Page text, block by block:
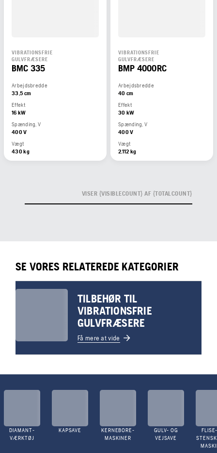
VIBRATIONSFRIE
GULVFRÆSERE
BMC 335
Arbejdsbredde
33,5 cm
Effekt
16 kW
Spænding, V
400 V
Vægt
430 kg
VIBRATIONSFRIE
GULVFRÆSERE
BMP 4000RC
Arbejdsbredde
40 cm
Effekt
30 kW
Spænding, V
400 V
Vægt
2.112 kg
VISER {VISIBLECOUNT} AF {TOTALCOUNT}
SE VORES RELATEREDE KATEGORIER
TILBEHØR TIL
VIBRATIONSFRIE
GULVFRÆSERE
Få mere at vide
DIAMANT-
VÆRKTØJ
KAPSAVE
KERNEBORE-
MASKINER
GULV- OG
VEJSAVE